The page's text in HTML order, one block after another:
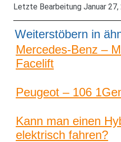
Letzte Bearbeitung Januar 27,
Weiterstöbern in
Mercedes-Benz –
Facelift
Peugeot – 106
Kann man einen
elektrisch fahren?